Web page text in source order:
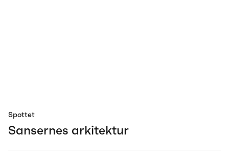
Spottet
Sansernes arkitektur